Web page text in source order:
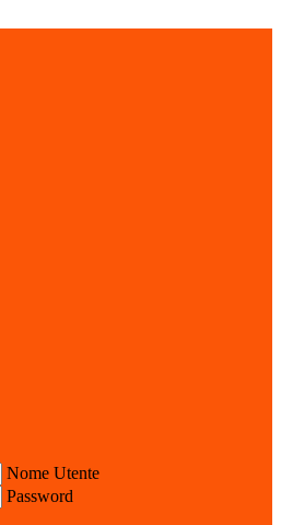
Nome Utente
Password